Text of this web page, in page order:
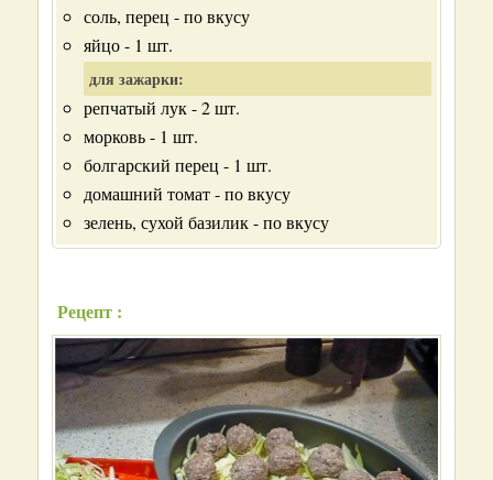
соль, перец - по вкусу
яйцо - 1 шт.
для зажарки:
репчатый лук - 2 шт.
морковь - 1 шт.
болгарский перец - 1 шт.
домашний томат - по вкусу
зелень, сухой базилик - по вкусу
Рецепт :